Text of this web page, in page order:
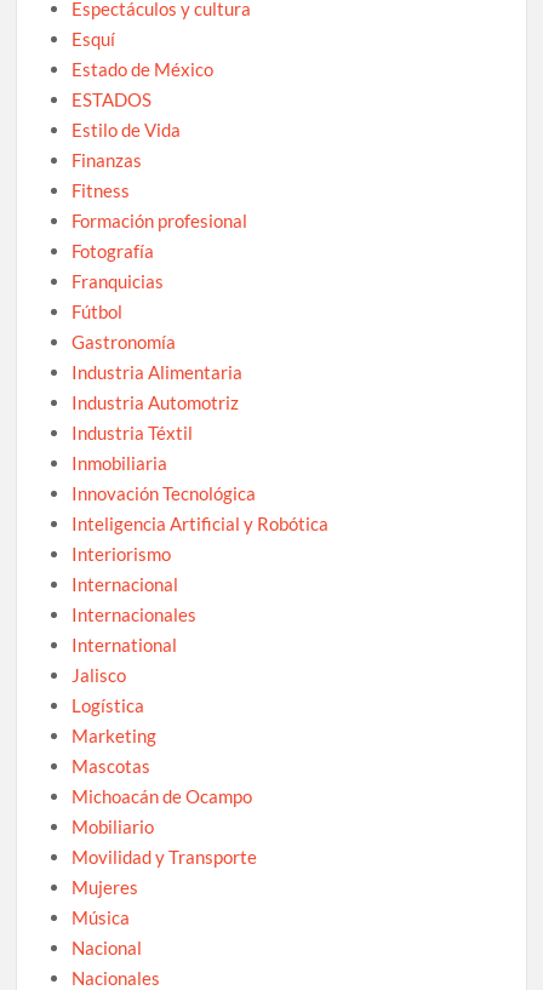
Espectáculos y cultura
Esquí
Estado de México
ESTADOS
Estilo de Vida
Finanzas
Fitness
Formación profesional
Fotografía
Franquicias
Fútbol
Gastronomía
Industria Alimentaria
Industria Automotriz
Industria Téxtil
Inmobiliaria
Innovación Tecnológica
Inteligencia Artificial y Robótica
Interiorismo
Internacional
Internacionales
International
Jalisco
Logística
Marketing
Mascotas
Michoacán de Ocampo
Mobiliario
Movilidad y Transporte
Mujeres
Música
Nacional
Nacionales